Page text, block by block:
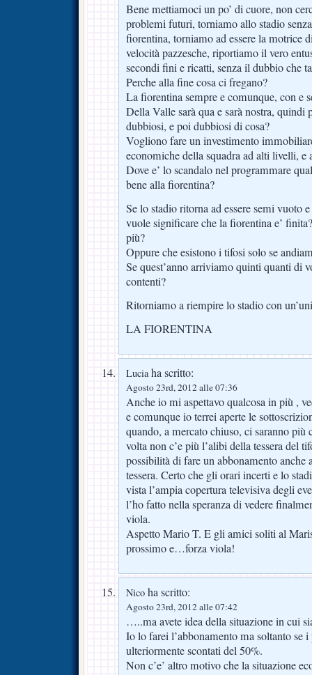
Bene mettiamoci un po’ di cuore, non
problemi futuri, torniamo allo stadio
fiorentina, torniamo ad essere la motrice
velocità pazzesche, riportiamo il vero
secondi fini e ricatti, senza il dubbio che
Perche alla fine cosa ci fregano?
La fiorentina sempre e comunque, con e
Della Valle sarà qua e sarà nostra, quindi
dubbiosi, e poi dubbiosi di cosa?
Vogliono fare un investimento
economiche della squadra ad alti livelli, e
Dove e’ lo scandalo nel programmare
bene alla fiorentina?
Se lo stadio ritorna ad essere semi vuoto
vuole significare che la fiorentina e’
più?
Oppure che esistono i tifosi solo se
Se quest’anno arriviamo quinti quanti di
contenti?
Ritorniamo a riempire lo stadio con
LA FIORENTINA
Luciaha scritto:
Agosto 23rd, 2012 alle 07:36
Anche io mi aspettavo qualcosa in più ,
e comunque io terrei aperte le
quando, a mercato chiuso, ci saranno più
volta non c’e più l’alibi della tessera del
possibilità di fare un abbonamento anche
tessera. Certo che gli orari incerti e lo
vista l’ampia copertura televisiva degli
l’ho fatto nella speranza di vedere
viola.
Aspetto Mario T. E gli amici soliti al
prossimo e…forza viola!
Nico ha scritto:
Agosto 23rd, 2012 alle 07:42
…..ma avete idea della situazione in cui
Io lo farei l’abbonamento ma soltanto se i
ulteriormente scontati del 50%.
Non c’e’ altro motivo che la situazione